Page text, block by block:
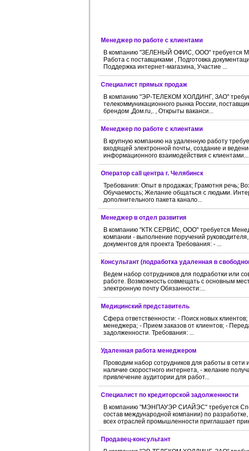
Менеджер по работе с клиентами
В компанию "ЗЕЛЕНЫЙ ОФИС, ООО" требуется
Работа с поставщиками , Подготовка
Поддержка интернет-магазина, Участие ...
Специалист прямых продаж
В компанию "ЭР-ТЕЛЕКОМ ХОЛДИНГ, ЗАО"
телекоммуникационного рынка России,
брендом ,Дом.ru,. , Открыты ваканси...
Менеджер пo pаботе с клиeнтами
В крупную компанию на удаленную работу
входящей электронной почты, создание и
информационного взаимодействия с
Оператор call центра г. Челябинск
Требования: Опыт в продажах; Грамотня речь;
Обучаемость; Желание общаться с людьми.
дополнительного пакета канало...
Менеджер в отдел развития
В компанию "КТК СЕРВИС, ООО" требуется
компании - выполнение поручений
документов для проекта Требования: - ...
Консультант (подработка удаленная в
Ведем набор сотрудников для подработки или
работе. Возможность совмещать с основным
электронную почту Обязанности:...
Медицинский представитель
Сфера ответственности: - Поиск новых
менеджера; - Прием заказов от клиентов; -
задолженности. Требования: ...
Удаленная работа менеджером
Проводим набор сотрудников для работы в сети
наличие скоростного интернета, - желание
привлечение аудитории для работ...
Специалист по кредиторской задолженности
В компанию "МЭНПАУЭР СИАЙЭС" требуется
состав международной компании) по
всех отраслей промышленности приглашает
Продавец-консультант